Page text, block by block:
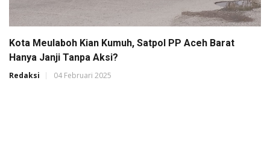
Kota Meulaboh Kian Kumuh, Satpol PP Aceh Barat
Hanya Janji Tanpa Aksi?
Redaksi 04 Februari 2025